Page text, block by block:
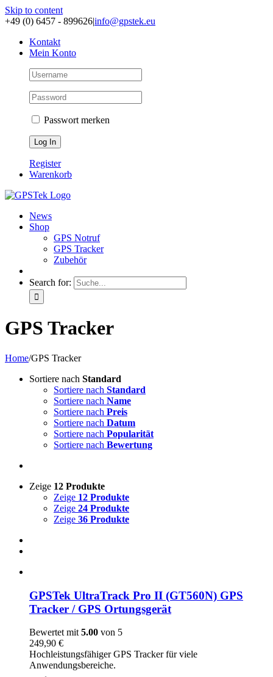
Skip to content
+49 (0) 6457 - 899626|info@gpstek.eu
Kontakt
Mein Konto
Passwort merken
Register
Warenkorb
News
Shop
GPS Notruf
GPS Tracker
Zubehör
Search for:
GPS Tracker
Home/GPS Tracker
Sortiere nach Standard
Sortiere nach Standard
Sortiere nach Name
Sortiere nach Preis
Sortiere nach Datum
Sortiere nach Popularität
Sortiere nach Bewertung
Zeige 12 Produkte
Zeige 12 Produkte
Zeige 24 Produkte
Zeige 36 Produkte
GPSTek UltraTrack Pro II (GT560N) GPS
Tracker / GPS Ortungsgerät
Bewertet mit 5.00 von 5
249,90 €
Hochleistungsfähiger GPS Tracker für viele
Anwendungsbereiche.